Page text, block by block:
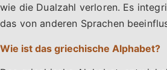
wie die Dualzahl verloren. Es
das von anderen Sprachen
Wie ist das griechische Alphabet?